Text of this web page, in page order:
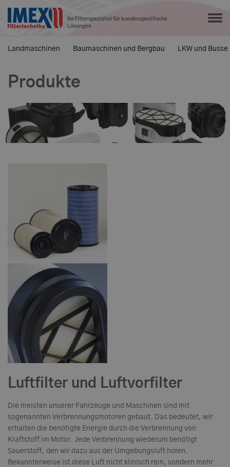
Ihr Filterspezialist für kundenspezifische
Lösungen
Landmaschinen Baumaschinen und Bergbau LKW und Busse
Produkte
Luftfilter und Luftvorfilter
Die meisten unserer Fahrzeuge und Maschinen sind mit
sogenannten Verbrennungsmotoren gebaut. Das bedeutet, wir
erhalten die benötigte Energie durch die Verbrennung von
Kraftstoff im Motor. Jede Verbrennung wiederum benötigt
Sauerstoff, den wir dazu aus der Umgebungsluft holen.
Bekannterweise ist diese Luft nicht klinisch rein, sondern mehr